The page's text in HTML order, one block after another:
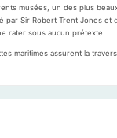
musées, un des plus
par Sir Robert Trent Jones et
rater sous aucun prétexte.
maritimes assurent la